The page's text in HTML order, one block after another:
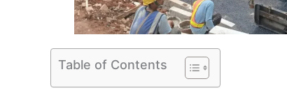
Table of Contents